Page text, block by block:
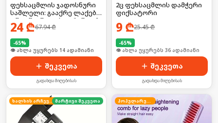
ფეხსაცმლის ჯადოსნური
საშლელი: გააქრე ლაქები
1 წუთში (წყლის გარეშე!) 🚫
💧
24₾67.94₾
-65%
🛒 ბოლო 24სთ-ში იყიდა 22-მა
შეკვეთა
გადახდა მიღებისას
2ც ფეხსაცმლის დამჭერი
ფიქსატორი
9 ₾25.45₾
-65%
🛒 ბოლო 24სთ-ში იყიდა 48-მა
შეკვეთა
გადახდა მიღებისას
ხალხის არჩევანი მარტივი შეკვეთა პოპულარული